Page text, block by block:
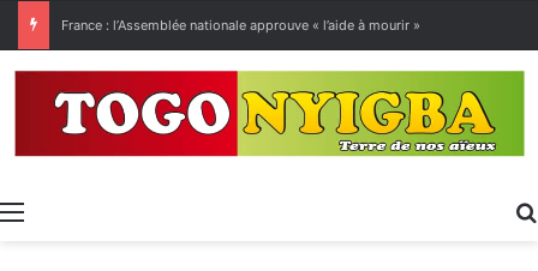
France : l’Assemblée nationale approuve « l’aide à mourir »
Menu